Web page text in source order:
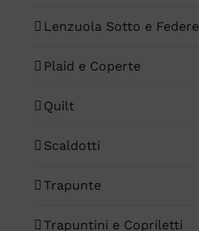
Lenzuola Sotto e Federe
Plaid e Coperte
Quilt
Scaldotti
Trapunte
Trapuntini e Copriletti